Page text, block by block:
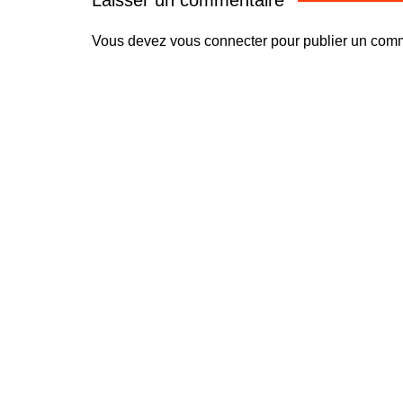
Vous devez vous connecter pour publier un